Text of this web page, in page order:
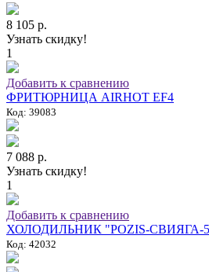
8 105 р.
Узнать скидку!
1
Добавить к сравнению
ФРИТЮРНИЦА AIRHOT EF4
Код: 39083
7 088 р.
Узнать скидку!
1
Добавить к сравнению
ХОЛОДИЛЬНИК "POZIS-СВИЯГА-
Код: 42032